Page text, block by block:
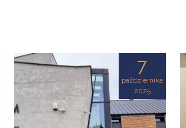
7
października
2025